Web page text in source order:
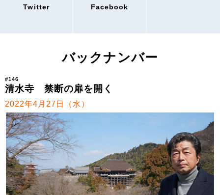
Twitter Facebook
バックナンバー
#146
清水寺 禁断の扉を開く
2022年4月27日（水）